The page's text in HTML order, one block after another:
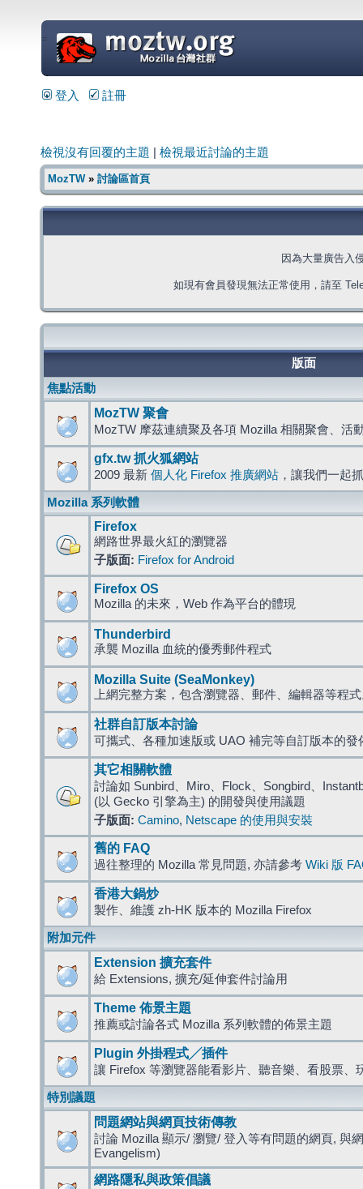
=
登入 註冊
檢視沒有回覆的主題 檢視最近討論的主題
MozTW» 討論區首頁
因為大量廣告入
如現有會員發現無法正常使用，請至
版面
焦點活動
MozTW 聚會
MozTW 摩茲連續聚及各項 Mozilla 相關聚會、活
gfx.tw 抓火狐網站
2009 最新 個人化 Firefox 推廣網站 ，讓我們一起
Mozilla 系列軟體
Firefox
網路世界最火紅的瀏覽器
子版面: Firefox for Android
Firefox OS
Mozilla 的未來，Web 作為平台的體現
Thunderbird
承襲 Mozilla 血統的優秀郵件程式
Mozilla Suite (SeaMonkey)
上網完整方案，包含瀏覽器、郵件、編輯器等程
社群自訂版本討論
可攜式、各種加速版或 UAO 補完等自訂版本的發
其它相關軟體
討論如 Sunbird、Miro、Flock、Songbird、
(以 Gecko 引擎為主) 的開發與使用議題
子版面: Camino, Netscape 的使用與安裝
舊的 FAQ
過往整理的 Mozilla 常見問題, 亦請參考 Wiki 版
香港大鍋炒
製作、維護 zh-HK 版本的 Mozilla Firefox
附加元件
Extension 擴充套件
給 Extensions, 擴充/延伸套件討論用
Theme 佈景主題
推薦或討論各式 Mozilla 系列軟體的佈景主題
Plugin 外掛程式╱插件
讓 Firefox 等瀏覽器能看影片、聽音樂、看股票、
特別議題
問題網站與網頁技術傳教
討論 Mozilla 顯示/ 瀏覽/ 登入等有問題的網頁, 與
Evangelism)
網路隱私與政策倡議